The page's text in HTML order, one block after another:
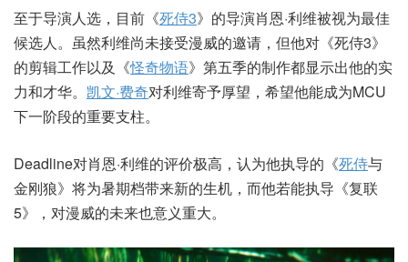
至于导演人选，目前《死侍3》的导演肖恩·利维被视为最佳
候选人。虽然利维尚未接受漫威的邀请，但他对《死侍3》
的剪辑工作以及《怪奇物语》第五季的制作都显示出他的实
力和才华。 凯文·费奇对利维寄予厚望，希望他能成为MCU
下一阶段的重要支柱。
Deadline对肖恩·利维的评价极高，认为他执导的《死侍与
金刚狼》将为暑期档带来新的生机，而他若能执导《复联
5》，对漫威的未来也意义重大。